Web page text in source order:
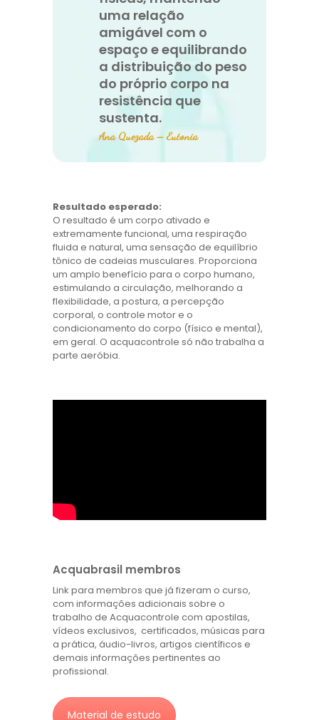
uma relação
amigável com o
espaço e equilibrando
a distribuição do peso
do próprio corpo na
resistência que
sustenta.
Ana Quezada – Eutonia
Resultado esperado:
O resultado é um corpo ativado e
extremamente funcional, uma respiração
fluida e natural, uma sensação de equilíbrio
tônico de cadeias musculares. Proporciona
um amplo benefício para o corpo humano,
estimulando a circulação, melhorando a
flexibilidade, a postura, a percepção
corporal, o controle motor e o
condicionamento do corpo (físico e mental),
em geral. O acquacontrole só não trabalha a
parte aeróbia.
Acquabrasil membros
Link para membros que já fizeram o curso,
com informações adicionais sobre o
trabalho de Acquacontrole com apostilas,
vídeos exclusivos, certificados, músicas para
a prática, áudio-livros, artigos científicos e
demais informações pertinentes ao
profissional.
Material de estudo